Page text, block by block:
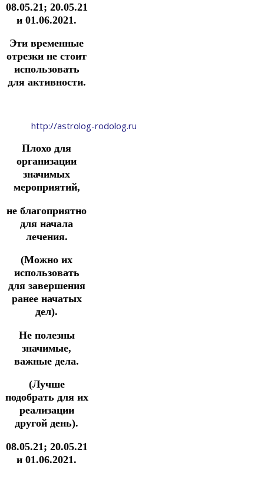
08.05.21; 20.05.21
и 01.06.2021.
Эти временные
отрезки не стоит
использовать
для активности.
http://astrolog-rodolog.ru
Плохо для
организации
значимых
мероприятий,
не благоприятно
для начала
лечения.
(Можно их
использовать
для завершения
ранее начатых
дел).
Не полезны
значимые,
важные дела.
(Лучше
подобрать для их
реализации
другой день).
08.05.21; 20.05.21
и 01.06.2021.